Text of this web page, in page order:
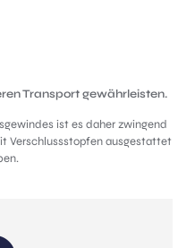
Transport gewährleisten.
ist es daher zwingend
Verschlussstopfen ausgestattet